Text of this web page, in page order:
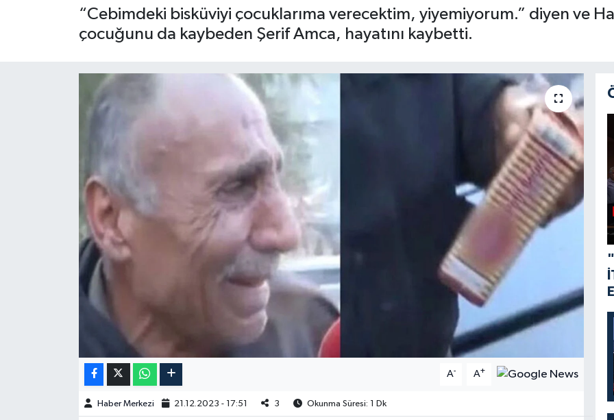
“Cebimdeki bisküviyi çocuklarıma verecektim, yiyemiyorum.” diyen ve
çocuğunu da kaybeden Şerif Amca, hayatını kaybetti.
A- A+
Haber Merkezi 21.12.2023 - 17:51 3 Okunma Süresi: 1 Dk